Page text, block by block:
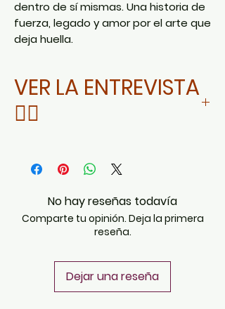
dentro de sí mismas. Una historia de
fuerza, legado y amor por el arte que
deja huella.
VER LA ENTREVISTA
👇🏻
No hay reseñas todavía
Comparte tu opinión. Deja la primera
reseña.
Dejar una reseña